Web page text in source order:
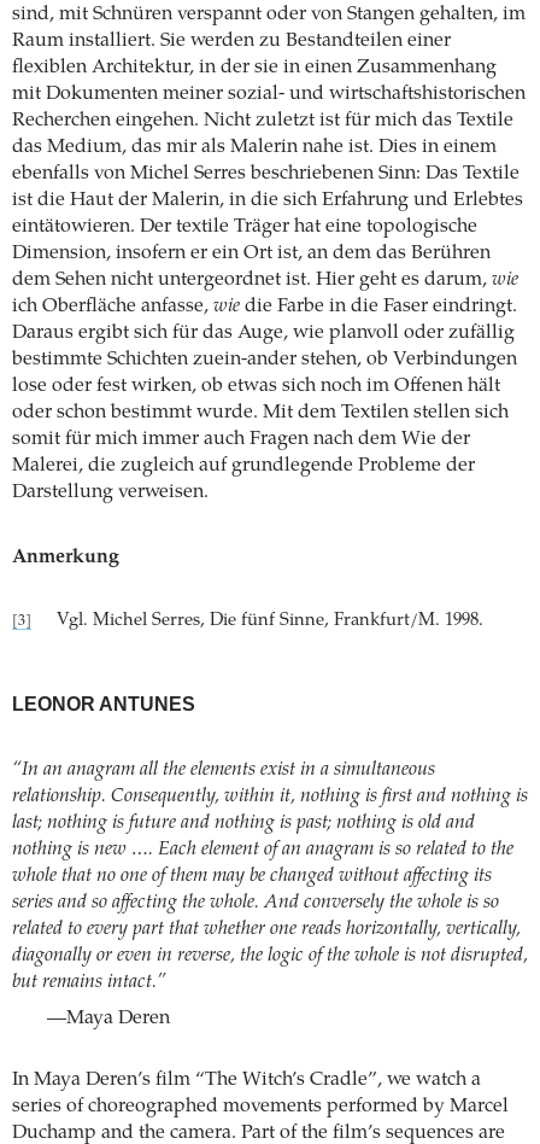
sind, mit Schnüren verspannt oder von Stangen gehalten, im
Raum installiert. Sie werden zu Bestandteilen einer
flexiblen Architektur, in der sie in einen Zusammenhang
mit Dokumenten meiner sozial- und wirtschaftshistorischen
Recherchen eingehen. Nicht zuletzt ist für mich das Textile
das Medium, das mir als Malerin nahe ist. Dies in einem
ebenfalls von Michel Serres beschriebenen Sinn: Das Textile
ist die Haut der Malerin, in die sich Erfahrung und Erlebtes
eintätowieren. Der textile Träger hat eine topologische
Dimension, insofern er ein Ort ist, an dem das Berühren
dem Sehen nicht untergeordnet ist. Hier geht es darum, wie
ich Oberfläche anfasse, wie die Farbe in die Faser eindringt.
Daraus ergibt sich für das Auge, wie planvoll oder zufällig
bestimmte Schichten zuein-ander stehen, ob Verbindungen
lose oder fest wirken, ob etwas sich noch im Offenen hält
oder schon bestimmt wurde. Mit dem Textilen stellen sich
somit für mich immer auch Fragen nach dem Wie der
Malerei, die zugleich auf grundlegende Probleme der
Darstellung verweisen.
Anmerkung
[3] Vgl. Michel Serres, Die fünf Sinne, Frankfurt/M. 1998.
LEONOR ANTUNES
“In an anagram all the elements exist in a simultaneous
relationship. Consequently, within it, nothing is first and nothing is
last; nothing is future and nothing is past; nothing is old and
nothing is new …. Each element of an anagram is so related to the
whole that no one of them may be changed without affecting its
series and so affecting the whole. And conversely the whole is so
related to every part that whether one reads horizontally, vertically,
diagonally or even in reverse, the logic of the whole is not disrupted,
but remains intact.”
—Maya Deren
In Maya Deren’s film “The Witch’s Cradle”, we watch a
series of choreographed movements performed by Marcel
Duchamp and the camera. Part of the film’s sequences are